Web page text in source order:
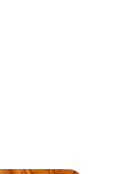
: 4,83 sur 5